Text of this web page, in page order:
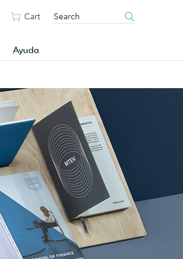
Ayuda
Cart